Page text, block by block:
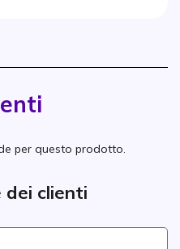
per questo prodotto.
dei clienti